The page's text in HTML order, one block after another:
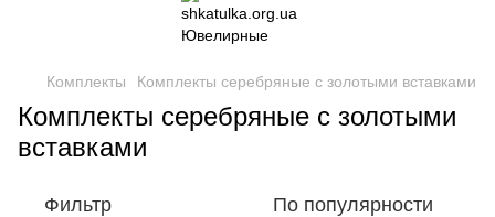
Комплекты Комплекты серебряные с золотыми вставками
Комплекты серебряные с золотыми
вставками
Фильтр По популярности